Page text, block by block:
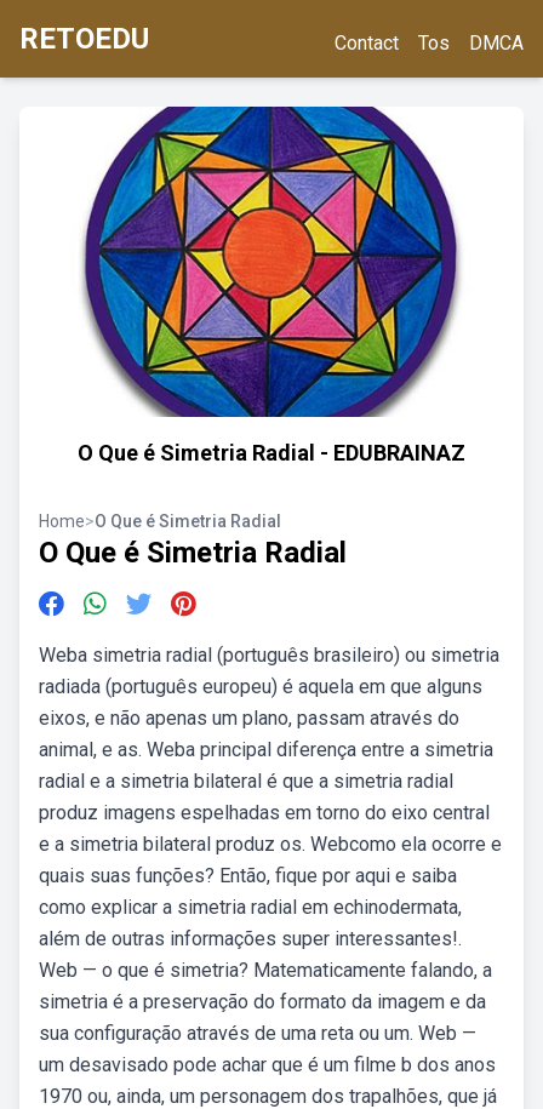
RETOEDU Contact Tos DMCA
O Que é Simetria Radial - EDUBRAINAZ
Home>O Que é Simetria Radial
O Que é Simetria Radial
Weba simetria radial (português brasileiro) ou simetria
radiada (português europeu) é aquela em que alguns
eixos, e não apenas um plano, passam através do
animal, e as. Weba principal diferença entre a simetria
radial e a simetria bilateral é que a simetria radial
produz imagens espelhadas em torno do eixo central
e a simetria bilateral produz os. Webcomo ela ocorre e
quais suas funções? Então, fique por aqui e saiba
como explicar a simetria radial em echinodermata,
além de outras informações super interessantes!.
Web — o que é simetria? Matematicamente falando, a
simetria é a preservação do formato da imagem e da
sua configuração através de uma reta ou um. Web —
um desavisado pode achar que é um filme b dos anos
1970 ou, ainda, um personagem dos trapalhões, que já